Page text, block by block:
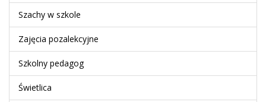
Szachy w szkole
Zajęcia pozalekcyjne
Szkolny pedagog
Świetlica